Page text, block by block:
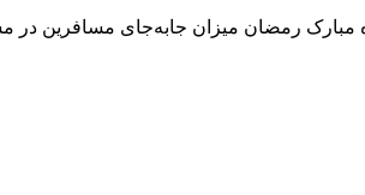
مبارک رمضان میزان جابه‌جای مسافرین